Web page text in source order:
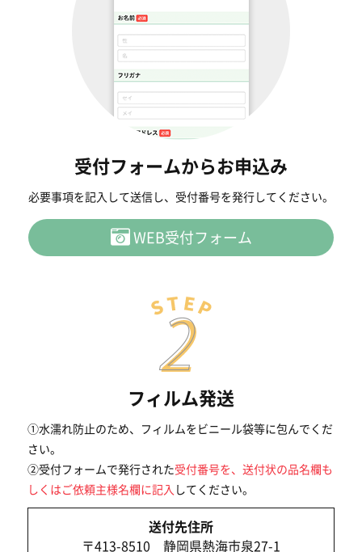
受付フォームからお申込み
必要事項を記入して送信し、受付番号を発行してください。
WEB受付フォーム
フィルム発送
①水濡れ防止のため、フィルムをビニール袋等に包んでくだ
さい。
②受付フォームで発行された受付番号を、送付状の品名欄も
しくはご依頼主様名欄に記入 してください。
送付先住所
〒413-8510 静岡県熱海市泉27-1